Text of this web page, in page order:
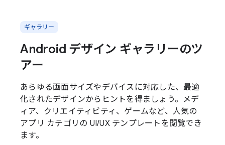
ギャラリー
Android デザイン ギャラリーのツ
アー
あらゆる画面サイズやデバイスに対応した、最適
化されたデザインからヒントを得ましょう。メデ
ィア、クリエイティビティ、ゲームなど、人気の
アプリ カテゴリの UI/UX テンプレートを閲覧でき
ます。